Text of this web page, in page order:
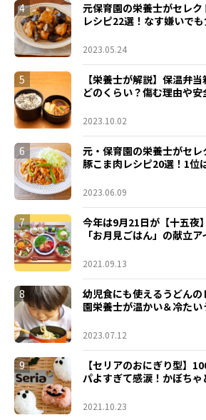
4
元保育園の栄養士がセレ
レシピ22選！なす嫌いで
2023.05.24
5
【栄養士が解説】保温弁
どのくらい？傷む理由や安
2023.10.02
6
元・保育園の栄養士がセ
豚こま肉レシピ20選！1位
2023.06.09
7
今年は9月21日が【十五夜
「お月見ごはん」の献立ア
2021.09.13
8
幼児食にも使えるうどん
園栄養士が温かい＆冷たい
2023.07.12
9
【セリアのおにぎり型】
パよすぎて感涙！かぼちゃ
2021.10.23